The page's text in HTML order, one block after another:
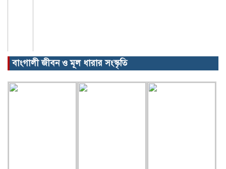
বাংগালী জীবন ও মূল ধারার সংস্কৃতি